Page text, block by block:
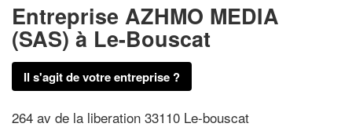
Entreprise AZHMO MEDIA
(SAS)à Le-Bouscat
Il s'agit de votre entreprise ?
264 av de la liberation 33110 Le-bouscat